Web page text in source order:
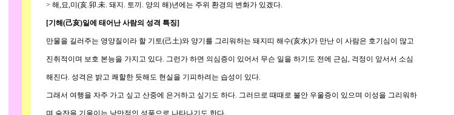
> 해,묘,미(亥.卯.未. 돼지. 토끼. 양의 해)년에는 주위 환경의 변화가 있겠다.
[기해(己亥)일에 태어난 사람의 성격 특징]
만물을 길러주는 영양질이라 할 기토(己土)와 양기를 그리워하는 돼지띠 해수(亥水)가 만난 이 사람은 호기심이 많고
진취적이며 보호 본능을 가지고 있다. 그런가 하면 의심증이 있어서 무슨 일을 하기도 전에 근심, 걱정이 앞서서 소심
해진다. 성격은 밝고 쾌할한 듯해도 현실을 기피하려는 습성이 있다.
그래서 여행을 자주 가고 싶고 산중에 은거하고 싶기도 하다. 그러므로 때때로 불안 우울증이 있으며 이성을 그리워하
며 술잔을 기울이는 낭만적인 성품으로 나타나기도 한다.